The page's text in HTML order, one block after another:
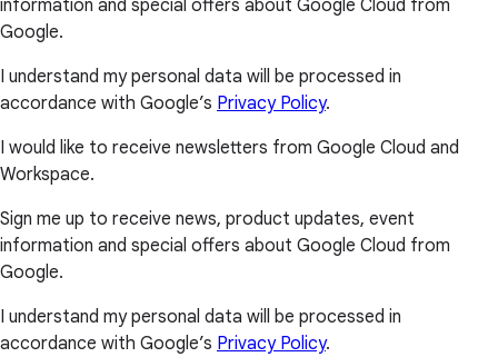
information and special offers about Google Cloud from
Google.
I understand my personal data will be processed in
accordance with Google’s Privacy Policy.
I would like to receive newsletters from Google Cloud and
Workspace.
Sign me up to receive news, product updates, event
information and special offers about Google Cloud from
Google.
I understand my personal data will be processed in
accordance with Google’s Privacy Policy.